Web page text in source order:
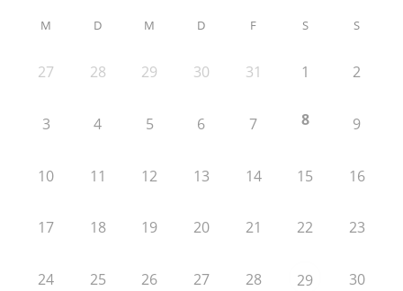
M D M D F S S
27 28 29 30 31 1 2
3 4 5 6 7 8 9
10 11 12 13 14 15 16
17 18 19 20 21 22 23
24 25 26 27 28 29 30